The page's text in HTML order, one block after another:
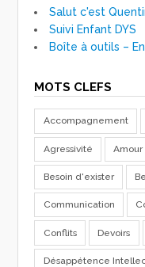
Salut c'est
Suivi Enfant DYS
Boîte à outils –
MOTS CLEFS
Accompagnement
Agressivité Amour
Besoin d'exister
Communication
Conflits Devoirs
Désappétence